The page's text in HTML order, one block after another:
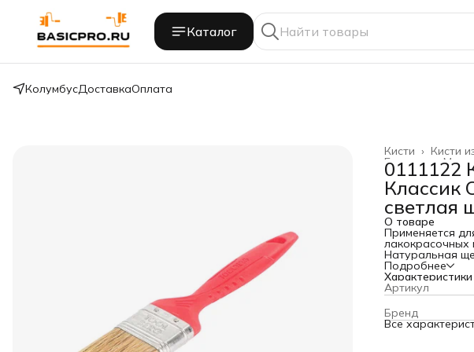
Каталог
КолумбусДоставкаОплата
Кисти
Кисти ›
Главная ›
0111122
Классик
светлая
О товаре
Применяется
лакокрасочных
Натуральная
свойства кисти.
Эргономичная
для подвески.
Подробнее
Характеристики
Артикул
Бренд
Все